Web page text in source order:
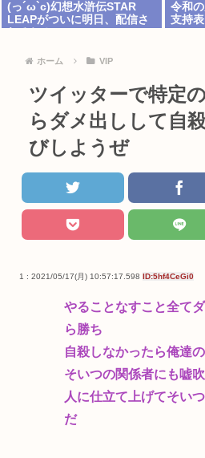
(っ´ω`c)幻想水滸伝STAR
LEAPがついに明日、配信さ
令和
支持
ホーム VIP
ツイッターで特定
らダメ出しして自
びしようぜ
1 : 2021/05/17(月) 10:57:17.598 ID:5hf4CeGi0
やることなすこと全て
ら勝ち
自殺しなかったら俺達
そいつの関係者にも嘘
人に仕立て上げてそい
だ